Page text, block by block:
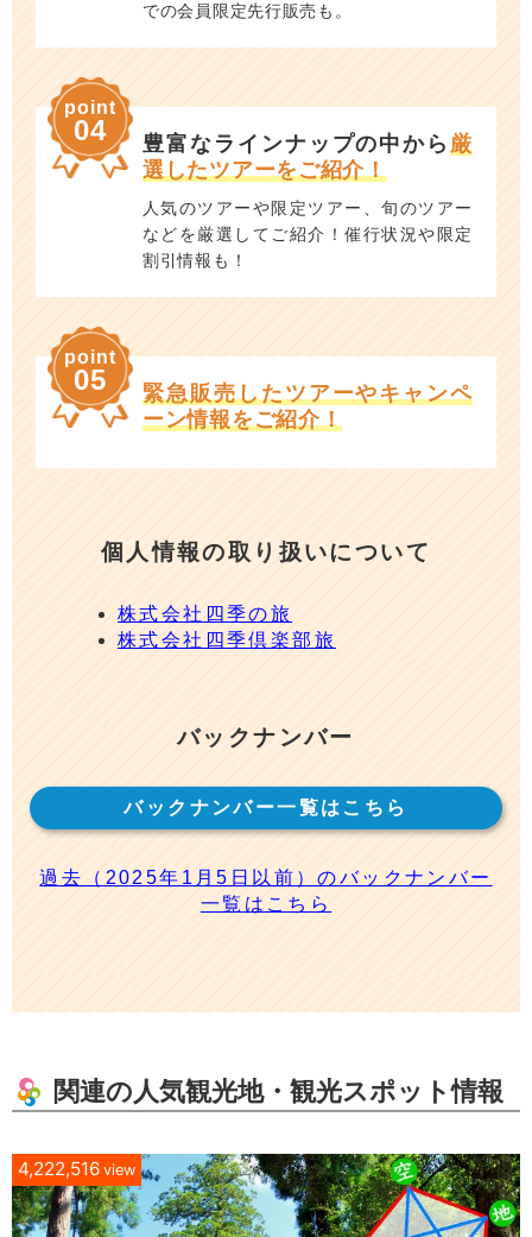
での会員限定先行販売も。
point
04 豊富なラインナップの中から厳
選したツアーをご紹介！
人気のツアーや限定ツアー、旬のツアー
などを厳選してご紹介！催行状況や限定
割引情報も！
point
05
緊急販売したツアーやキャンペ
ーン情報をご紹介！
個人情報の取り扱いについて
株式会社四季の旅
株式会社四季倶楽部旅
バックナンバー
バックナンバー一覧はこちら
過去（2025年1月5日以前）のバックナンバー
一覧はこちら
関連の人気観光地・観光スポット情報
4,222,516 view